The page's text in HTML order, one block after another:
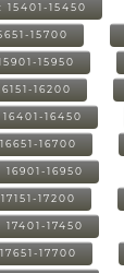
15401-15450
15700
15950
16200
16450
16700
16901-16950
17200
17401-17450
17700